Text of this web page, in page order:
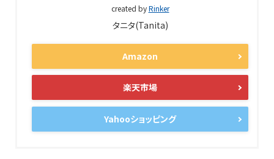
created byRinker
タニタ(Tanita)
Amazon
楽天市場
Yahooショッピング